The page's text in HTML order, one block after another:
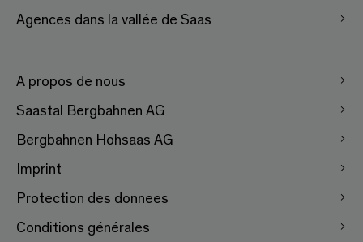
Agences dans la vallée de Saas
A propos de nous
Saastal Bergbahnen AG
Bergbahnen Hohsaas AG
Imprint
Protection des donnees
Conditions générales